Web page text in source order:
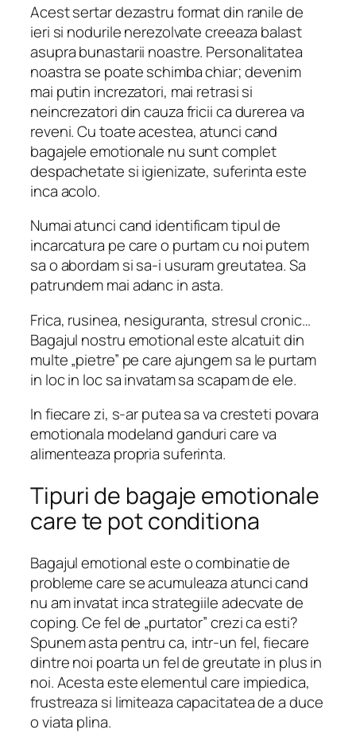
Acest sertar dezastru format din ranile de
ieri si nodurile nerezolvate creeaza balast
asupra bunastarii noastre. Personalitatea
noastra se poate schimba chiar; devenim
mai putin increzatori, mai retrasi si
neincrezatori din cauza fricii ca durerea va
reveni. Cu toate acestea, atunci cand
bagajele emotionale nu sunt complet
despachetate si igienizate, suferinta este
inca acolo.
Numai atunci cand identificam tipul de
incarcatura pe care o purtam cu noi putem
sa o abordam si sa-i usuram greutatea. Sa
patrundem mai adanc in asta.
Frica, rusinea, nesiguranta, stresul cronic…
Bagajul nostru emotional este alcatuit din
multe „pietre” pe care ajungem sa le purtam
in loc in loc sa invatam sa scapam de ele.
In fiecare zi, s-ar putea sa va cresteti povara
emotionala modeland ganduri care va
alimenteaza propria suferinta.
Tipuri de bagaje emotionale
care te pot conditiona
Bagajul emotional este o combinatie de
probleme care se acumuleaza atunci cand
nu am invatat inca strategiile adecvate de
coping. Ce fel de „purtator” crezi ca esti?
Spunem asta pentru ca, intr-un fel, fiecare
dintre noi poarta un fel de greutate in plus in
noi. Acesta este elementul care impiedica,
frustreaza si limiteaza capacitatea de a duce
o viata plina.